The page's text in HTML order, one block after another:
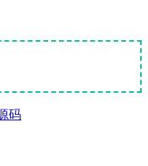
码